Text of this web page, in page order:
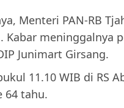
Menteri PAN-RB
Kabar meninggalnya
Junimart Girsang.
11.10 WIB di RS
64 tahu.